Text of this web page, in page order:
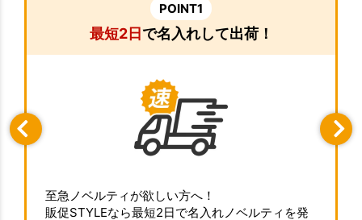
POINT1
最短2日で名入れして出荷！
至急ノベルティが欲しい方へ！
販促STYLEなら最短2日で名入れノベルティを発